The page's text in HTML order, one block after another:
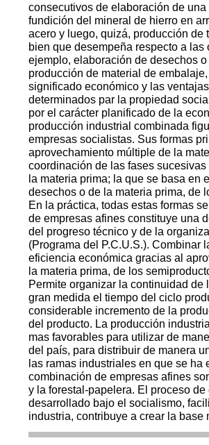
consecutivos de elaboración de
fundición del mineral de hierro en
acero y luego, quizá, producción
bien que desempeña respecto a
ejemplo, elaboración de desechos
producción de material de
significado económico y las
determinados par la propiedad
por el carácter planificado de la
producción industrial combinada
empresas socialistas. Sus formas
aprovechamiento múltiple de la
coordinación de las fases
la materia prima; la que se basa en
desechos o de la materia prima, de
En la práctica, todas estas formas
de empresas afines constituye una
del progreso técnico y de la
(Programa del P.C.U.S.). Combinar
eficiencia económica gracias al
la materia prima, de los
Permite organizar la continuidad
gran medida el tiempo del ciclo
considerable incremento de la
del producto. La producción
mas favorables para utilizar de
del país, para distribuir de manera
las ramas industriales en que se
combinación de empresas afines
y la forestal-papelera. El proceso
desarrollado bajo el socialismo,
industria, contribuye a crear la